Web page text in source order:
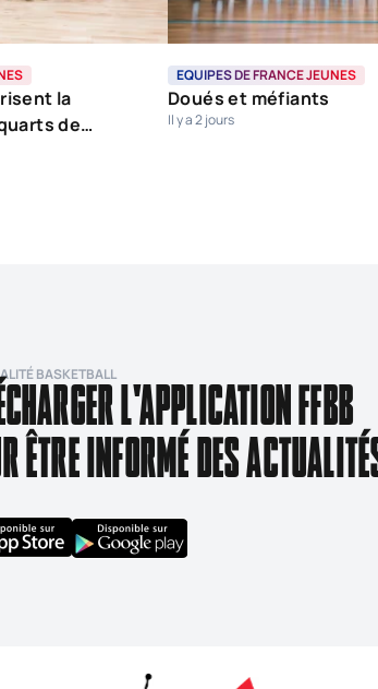
la
de
EQUIPES DE FRANCE JEUNES
Doués et méfiants
Il y a 2 jours
BASKETBALL
L'APPLICATION FFBB
ÊTRE INFORMÉ DES